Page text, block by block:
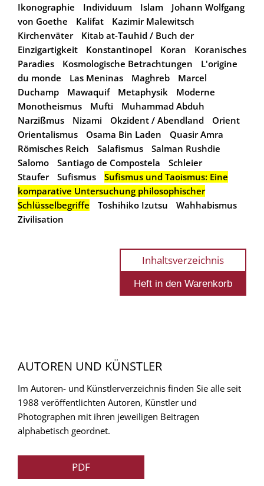
Ikonographie
Individuum Islam
Johann Wolfgang
von Goethe
Kalifat
Kazimir Malewitsch
Kirchenväter
Kitab at-Tauhid / Buch der
Einzigartigkeit
Konstantinopel Koran
Koranisches
Paradies
Kosmologische Betrachtungen
L'origine
du monde
Las Meninas Maghreb
Marcel
Duchamp
Mawaquif Metaphysik
Moderne
Monotheismus
Mufti
Muhammad Abduh
Narzißmus
Nizami Okzident / Abendland
Orient
Orientalismus
Osama Bin Laden
Quasir Amra
Römisches Reich
Salafismus
Salman Rushdie
Salomo
Santiago de Compostela
Schleier
Staufer
Sufismus
Sufismus und Taoismus: Eine
komparative Untersuchung philosophischer
Schlüsselbegriffe
Toshihiko Izutsu
Wahhabismus
Zivilisation
Inhaltsverzeichnis
AUTOREN UND KÜNSTLER
Im Autoren- und Künstlerverzeichnis finden Sie alle seit
1988 veröffentlichten Autoren, Künstler und
Photographen mit ihren jeweiligen Beitragen
alphabetisch geordnet.
PDF